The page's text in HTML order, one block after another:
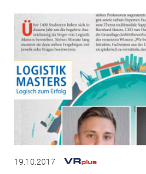
19.10.2017